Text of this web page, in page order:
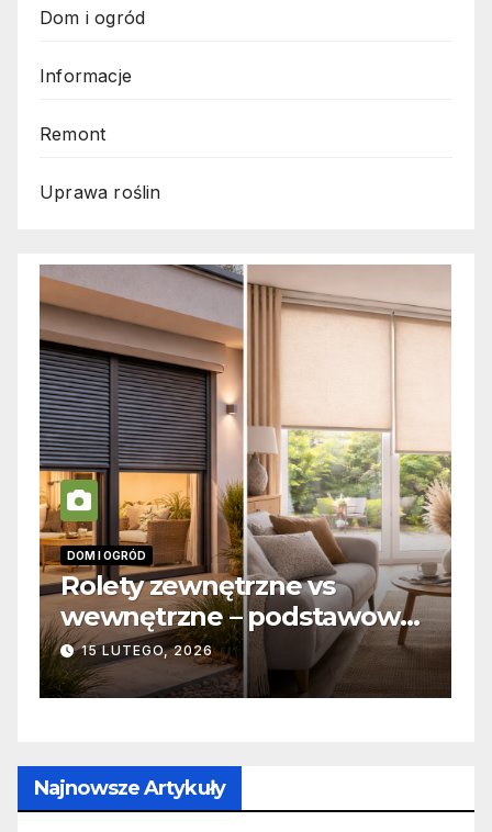
Dom i ogród
Informacje
Remont
Uprawa roślin
INFORMACJE
Zabicie owada a
odpowiedzialność karna –
jak wygląda to w praktyce?
19 PAŹDZIERNIKA, 2025
Najnowsze Artykuły